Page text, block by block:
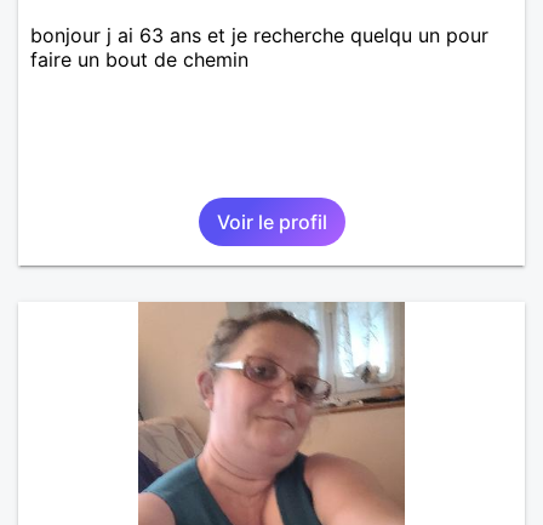
bonjour j ai 63 ans et je recherche quelqu un pour
faire un bout de chemin
Voir le profil